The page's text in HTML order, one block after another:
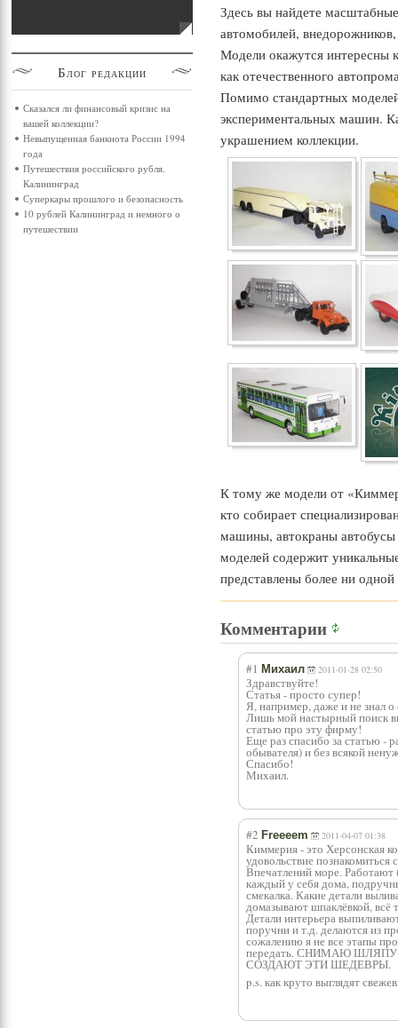
Здесь вы найдете
автомобилей,
Модели окажутся интересны
как отечественного
Помимо стандартных
экспериментальных машин.
украшением коллекции.
К тому же модели от
кто собирает
машины, автокраны
моделей содержит
представлены более ни
Комментарии
#1 Михаил 2011-01-28 02:50
Здравствуйте!
Статья - просто супер!
Я, например, даже и не знал
Лишь мой настырный поиск
статью про эту фирму!
Еще раз спасибо за статью -
обывателя) и без всякой
Спасибо!
Михаил.
#2 Freeeem 2011-04-07 01:38
Киммерия - это Херсонская
удовольствие
Впечатлений море. Работают
каждый у себя дома,
смекалка. Какие детали
домазывают шпаклёвкой, всё
Детали интерьера
поручни и т.д. делаются из
сожалению я не все этапы
передать. СНИМАЮ ШЛЯПУ
СОЗДАЮТ ЭТИ ШЕДЕВРЫ.
p.s. как круто выглядят
Блог редакции
Сказался ли финансовый кризис на
вашей коллекции?
Невыпущенная банкнота России 1994
года
Путешествия российского рубля.
Калининград
Суперкары прошлого и безопасность
10 рублей Калининград и немного о
путешествии